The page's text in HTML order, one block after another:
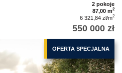
2 pokoje
87,00 m2
6 321,84 zł/m2
550 000 zł
OFERTA SPECJALNA